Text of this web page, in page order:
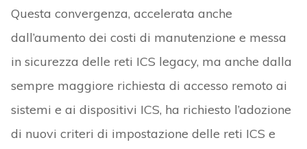
Questa convergenza, accelerata anche
dall’aumento dei costi di manutenzione e messa
in sicurezza delle reti ICS legacy, ma anche dalla
sempre maggiore richiesta di accesso remoto ai
sistemi e ai dispositivi ICS, ha richiesto l’adozione
di nuovi criteri di impostazione delle reti ICS e